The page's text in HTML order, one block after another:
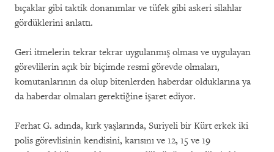
bıçaklar gibi taktik donanımlar ve tüfek gibi askeri silahlar
gördüklerini anlattı.
Geri itmelerin tekrar tekrar uygulanmış olması ve uygulayan
görevlilerin açık bir biçimde resmi görevde olmaları,
komutanlarının da olup bitenlerden haberdar olduklarına ya
da haberdar olmaları gerektiğine işaret ediyor.
Ferhat G. adında, kırk yaşlarında, Suriyeli bir Kürt erkek iki
polis görevlisinin kendisini, karısını ve 12, 15 ve 19